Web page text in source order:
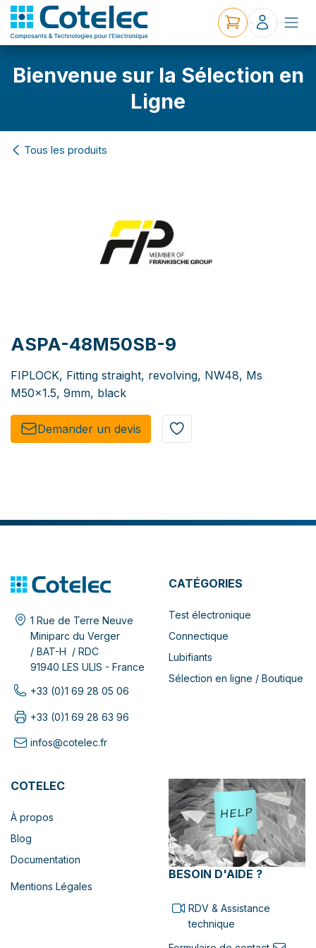
Bienvenue sur la Sélection en
Ligne
Tous les produits
ASPA-48M50SB-9
FIPLOCK, Fitting straight, revolving, NW48, Ms
M50x1.5, 9mm, black
Demander un de​​vis​​
1 Rue de Terre Neuve
Miniparc du Verger
/ BAT-H / RDC
91940 LES ULIS - France
+33 (0)1 69 28 05 06
+33 (0)1 69 28 63 96
infos@cotelec.fr
CATÉGORIES
Test électronique
Connectique
Lubifiants
Sélection en ligne / Boutique
COTELEC
À propos
Blog
Documentation
Mentions Légales
BESOIN D'AIDE ?
RDV & Assistance
technique